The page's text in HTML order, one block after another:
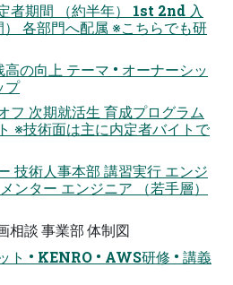
者期間 （約半年） 1st 2nd 入
各部門へ配属 ※こちらでも研
の向上 テーマ • オーナーシッ
プ
フ 次期就活生 育成プログラム
※技術面は主に内定者バイトで
技術人事本部 講習実行 エンジ
ンター エンジニア （若手層）
相談 事業部 体制図
ト • KENRO • AWS研修 • 講義